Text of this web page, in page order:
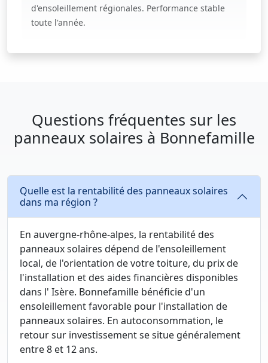
d'ensoleillement régionales. Performance stable
toute l'année.
Questions fréquentes sur les
panneaux solaires à Bonnefamille
Quelle est la rentabilité des panneaux solaires
dans ma région ?
En auvergne-rhône-alpes, la rentabilité des
panneaux solaires dépend de l'ensoleillement
local, de l'orientation de votre toiture, du prix de
l'installation et des aides financières disponibles
dans l' Isère. Bonnefamille bénéficie d'un
ensoleillement favorable pour l'installation de
panneaux solaires. En autoconsommation, le
retour sur investissement se situe généralement
entre 8 et 12 ans.